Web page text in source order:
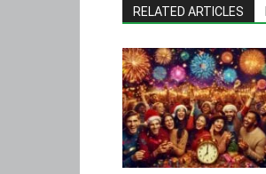
RELATED ARTICLES